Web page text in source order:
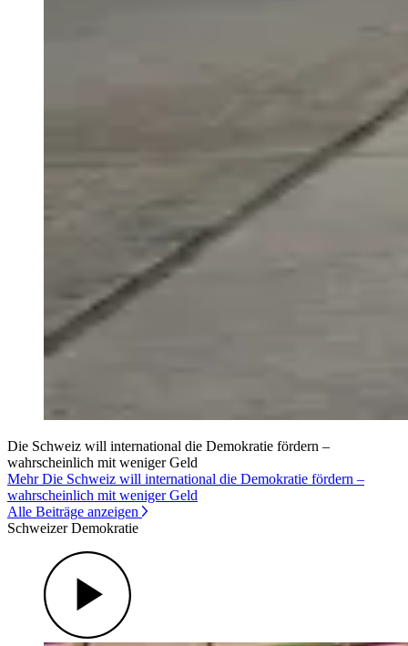
Die Schweiz will international die Demokratie fördern –
wahrscheinlich mit weniger Geld
Mehr Die Schweiz will international die Demokratie fördern –
wahrscheinlich mit weniger Geld
Alle Beiträge anzeigen
Schweizer Demokratie